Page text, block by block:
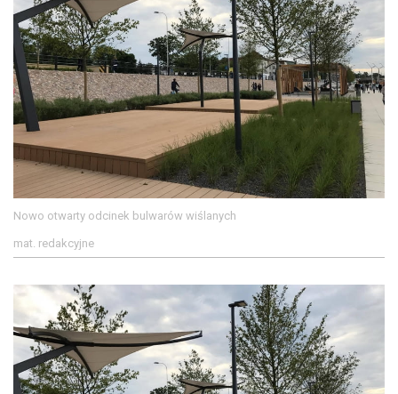
Nowo otwarty odcinek bulwarów wiślanych
mat. redakcyjne